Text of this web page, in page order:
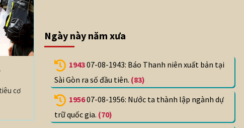
cơ
Ngày này năm xưa
194307-08-1943: Báo Thanh niên xuất bản tại
Sài Gòn ra số đầu tiên. (83)
195607-08-1956: Nước ta thành lập ngành dự
trữ quốc gia. (70)